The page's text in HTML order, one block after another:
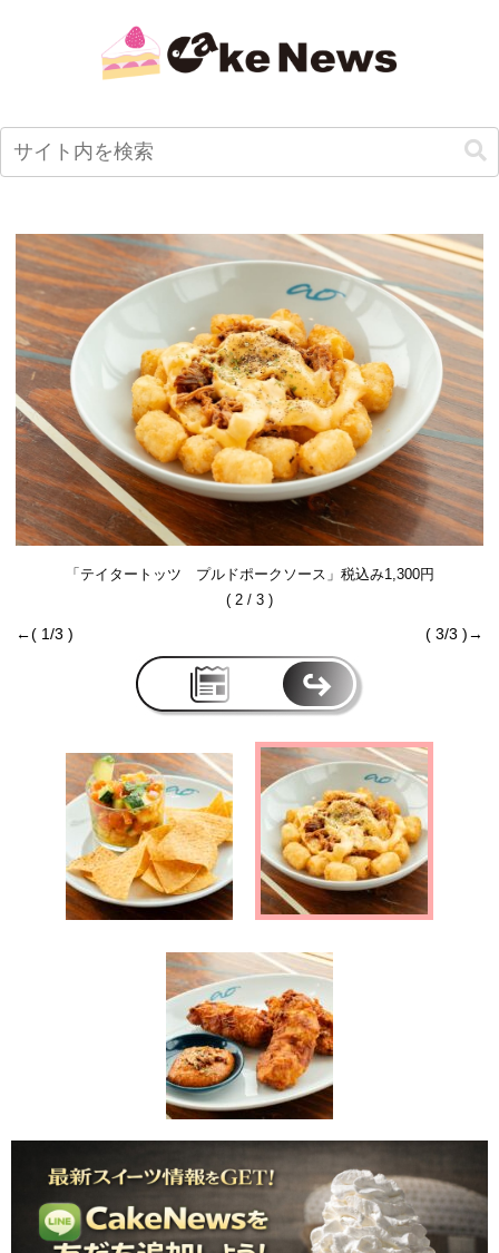
「テイタートッツ プルドポークソース」税込み1,300円
( 2 / 3 )
←( 1/3 ) ( 3/3 )→